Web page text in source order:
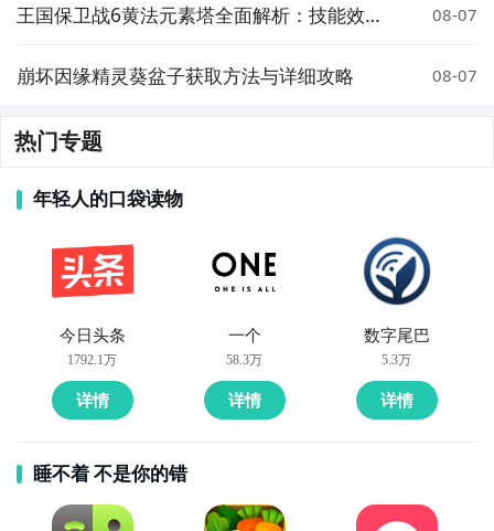
王国保卫战6黄法元素塔全面解析：技能效
08-07
崩坏因缘精灵葵盆子获取方法与详细攻略 08-07
热门专题
年轻人的口袋读物
今日头条
1792.1万
详情
一个
58.3万
详情
数字尾巴
5.3万
详情
睡不着 不是你的错